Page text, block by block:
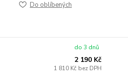
Do oblíbených
2 190 Kč
1 810 Kč bez DPH
do 3 dnů